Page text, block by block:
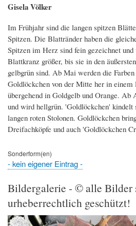
Gisela Völker
Im Frühjahr sind die langen spitzen
Spitzen. Die Blattränder haben die
Spitzen im Herz sind fein gezeichnet
Blattkranz größer, bis sie in den
gelbgrün sind. Ab Mai werden die
Goldlöckchen von der Mitte her in einem
übergehend in Goldgelb und Orange. Ab
und wird hellgrün. 'Goldlöckchen' kindelt
langen roten Stolonen. Goldlöckchen
Dreifachköpfe und auch 'Goldlöckchen
Sonderform(en)
- kein eigener Eintrag -
Bildergalerie - © alle Bilder
urheberrechtlich geschützt!